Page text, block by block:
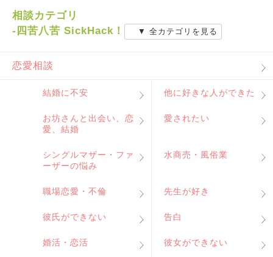
相談カテゴリ
-四苦八苦 SickHack！
▼ 全カテゴリを見る
恋愛相談
結婚に不安 他に好きな人ができた
お坊さんと出会い、恋
愛、結婚
愛されたい
シングルマザー・ファ
ーザーの悩み
水商売・風俗業
職場恋愛・不倫 先生が好き
彼氏ができない 告白
婚活・恋活 彼女ができない